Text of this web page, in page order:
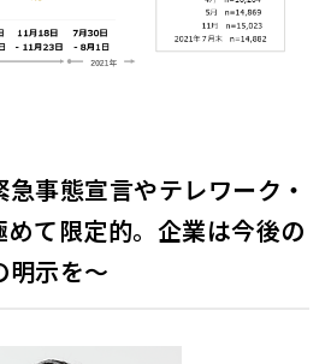
事態宣言やテレワーク・
て限定的。企業は今後の
明示を～